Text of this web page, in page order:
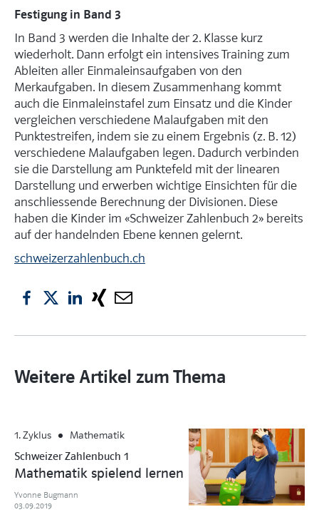
Festigung in Band 3
In Band 3 werden die Inhalte der 2. Klasse kurz
wiederholt. Dann erfolgt ein intensives Training zum
Ableiten aller Einmaleinsaufgaben von den
Merkaufgaben. In diesem Zusammenhang kommt
auch die Einmaleinstafel zum Einsatz und die Kinder
vergleichen verschiedene Malaufgaben mit den
Punktestreifen, indem sie zu einem Ergebnis (z. B. 12)
verschiedene Malaufgaben legen. Dadurch verbinden
sie die Darstellung am Punktefeld mit der line­aren
Darstellung und erwerben wichtige Einsichten für die
anschliessende Berechnung der Divisionen. Diese
haben die Kinder im «Schweizer Zahlenbuch 2» bereits
auf der handelnden Ebene kennen gelernt.
schweizerzahlenbuch.ch
Weitere Artikel zum Thema
1. Zyklus Mathematik
Schweizer Zahlenbuch 1
Mathematik spielend lernen
Yvonne Bugmann
03.09.2019